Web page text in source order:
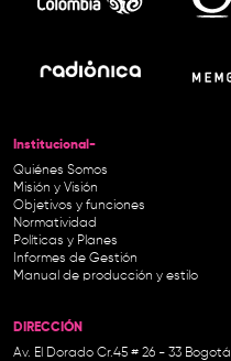
Institucional-
Quiénes Somos
Misión y Visión
Objetivos y funciones
Normatividad
Políticas y Planes
Informes de Gestión
Manual de producción y estilo
DIRECCIÓN
Av. El Dorado Cr.45 # 26 - 33